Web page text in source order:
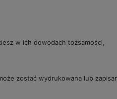
w ich dowodach tożsamości,
zostać wydrukowana lub